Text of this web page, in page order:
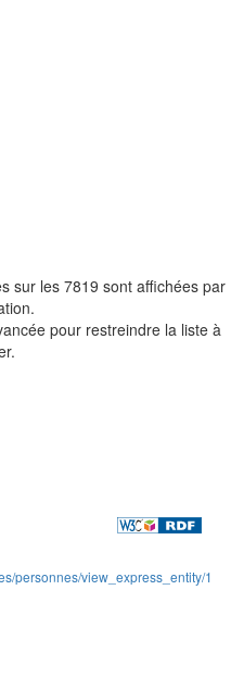
sur les 7819 sont affichées par
pour restreindre la liste à
personnes/view_express_entity/1